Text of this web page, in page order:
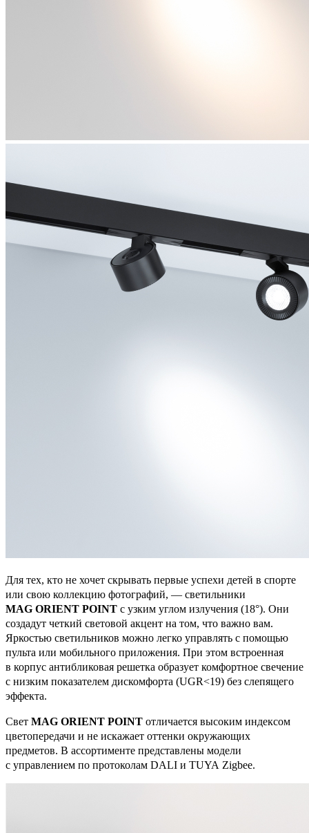
Для тех, кто не хочет скрывать первые успехи детей в спорте
или свою коллекцию фотографий, — светильники
MAG ORIENT POINT с узким углом излучения (18°). Они
создадут четкий световой акцент на том, что важно вам.
Яркостью светильников можно легко управлять с помощью
пульта или мобильного приложения. При этом встроенная
в корпус антибликовая решетка образует комфортное свечение
с низким показателем дискомфорта (UGR<19) без слепящего
эффекта.
Свет MAG ORIENT POINT отличается высоким индексом
цветопередачи и не искажает оттенки окружающих
предметов. В ассортименте представлены модели
с управлением по протоколам DALI и TUYA Zigbee.